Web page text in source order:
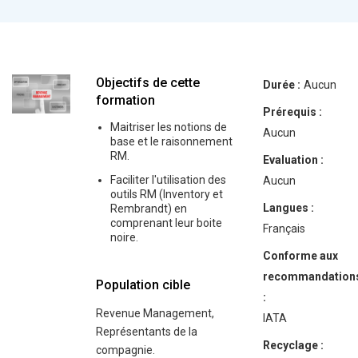
Objectifs de cette
formation
Maitriser les notions de
base et le raisonnement
RM.
Faciliter l'utilisation des
outils RM (Inventory et
Rembrandt) en
comprenant leur boite
noire.
Population cible
Revenue Management,
Représentants de la
compagnie.
Durée : Aucun
Prérequis :
Aucun
Evaluation :
Aucun
Langues :
Français
Conforme aux
:
IATA
Recyclage :